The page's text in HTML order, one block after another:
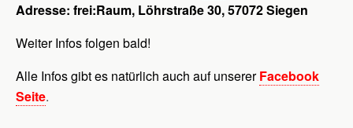
Adresse: frei:Raum, Löhrstraße 30, 57072 Siegen
Weiter Infos folgen bald!
Alle Infos gibt es natürlich auch auf unserer Facebook
Seite.